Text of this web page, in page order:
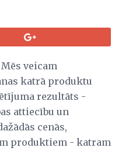
veicam
katrā produktu
rezultāts -
attiecību un
cenās,
produktiem - katram